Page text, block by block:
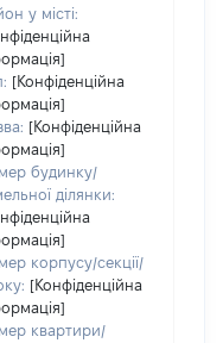
у місті:
[Конфіденційна
[Конфіденційна
будинку/
ділянки:
корпусу/секції/
[Конфіденційна
квартири/